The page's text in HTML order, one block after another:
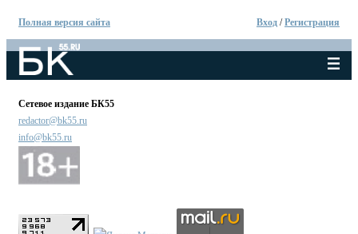
Полная версия сайта Вход /Регистрация
Сетевое издание БК55
redactor@bk55.ru
info@bk55.ru